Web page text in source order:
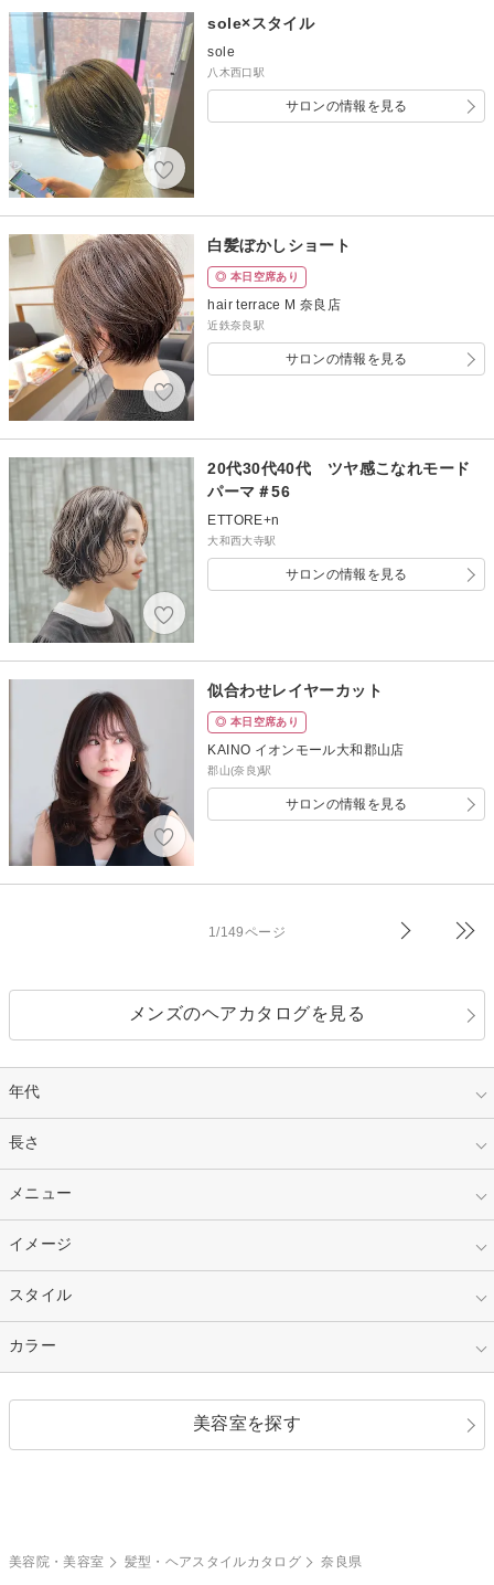
sole×スタイル
sole
八木西口駅
サロンの情報を見る
白髪ぼかしショート
◎ 本日空席あり
hair terrace M 奈良店
近鉄奈良駅
サロンの情報を見る
20代30代40代 ツヤ感こなれモード
パーマ＃56
ETTORE+n
大和西大寺駅
サロンの情報を見る
似合わせレイヤーカット
◎ 本日空席あり
KAINO イオンモール大和郡山店
郡山(奈良)駅
サロンの情報を見る
1/149ページ
メンズのヘアカタログを見る
年代
指定なし
10代
30代
長さ
指定なし
ショート
セミロング
メニュー
指定なし
カラー
縮毛矯正
イメージ
指定なし
キュート
ストリート
スタイル
指定なし
カラー
美容室を探す
美容院・美容室 髪型・ヘアスタイルカタログ 奈良県